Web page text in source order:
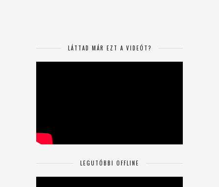
LÁTTAD MÁR EZT A VIDEÓT?
LEGUTÓBBI OFFLINE